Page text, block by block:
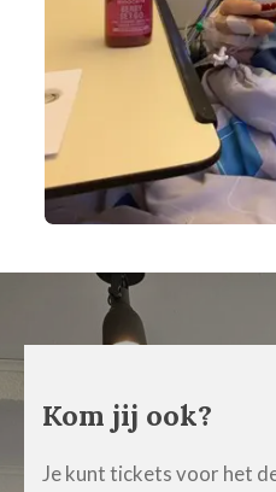
Kom jij ook?
Je kunt tickets voor het